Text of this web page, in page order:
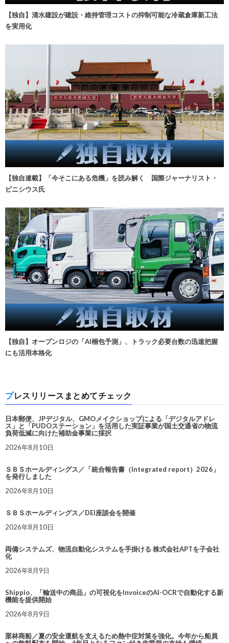
【独自】清水建設が建設・維持管理コストの抑制可能な冷蔵倉庫新工法
を実用化
【独自連載】「今そこにある危機」を読み解く 国際ジャーナリスト・
ビニシウス氏
【独自】オープンロジの「AI梱包予測」、トラック必要台数の迅速把握
にも活用本格化
プレスリリースまとめてチェック
日本郵便、JPデジタル、GMOメイクショップによる「デジタルアドレ
ス」と「PUDOステーション」を活用した実証事業が国土交通省の物流
負荷低減に向けた補助金事業に採択
2026年8月10日
ＳＢＳホールディングス／「統合報告書（Integrated report）2026」
を発行しました
2026年8月10日
ＳＢＳホールディングス／DEI座談会を開催
2026年8月10日
両備システムズ、物流自動化システムを手掛ける 株式会社APTを子会社
化
2026年8月9日
Shippio、「輸送中の商品」の可視化をInvoiceのAI-OCRで自動化する新
機能を提供開始
2026年8月9日
栗林商船／夏の安全運航を支えるため熱中症対策を強化。今年から船員